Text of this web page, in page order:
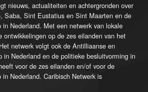
nieuws, actualiteiten en achtergronden over
Saba, Sint Eustatius en Sint Maarten en de
in Nederland. Met een netwerk van lokale
ontwikkelingen op de zes eilanden van het
netwerk volgt ook de Antilliaanse en
in Nederland en de politieke besluitvorming in
voor de zes eilanden en/of voor de
in Nederland. Caribisch Netwerk is